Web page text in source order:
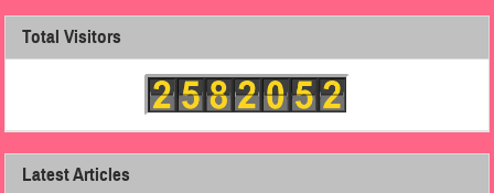
Total Visitors
Latest Articles